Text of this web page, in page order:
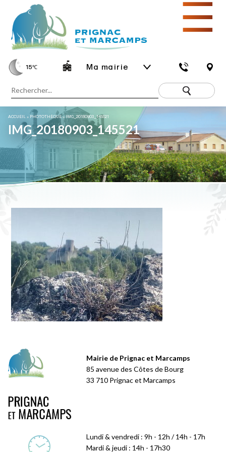
15℃ Ma mairie
☰
ACCUEIL » PHOTOTHÈQUE»IMG_20180903_145521
IMG_20180903_145521
Mairie de Prignac et Marcamps
85 avenue des Côtes de Bourg
33 710 Prignac et Marcamps
Lundi & vendredi : 9h - 12h / 14h - 17h
Mardi & jeudi : 14h - 17h30